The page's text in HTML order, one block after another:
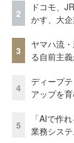
2
ドコモ、
かす、大
3
ヤマハ流
る自前主
4
ディープ
アップを
5
「AIで作
業務シス